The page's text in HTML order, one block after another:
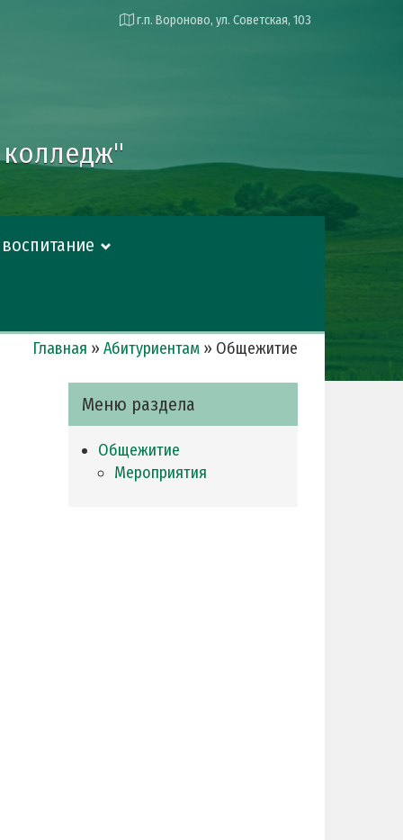
г.п. Вороново, ул. Советская, 103
воспитание
Главная » Абитуриентам » Общежитие
Меню раздела
Общежитие
Мероприятия